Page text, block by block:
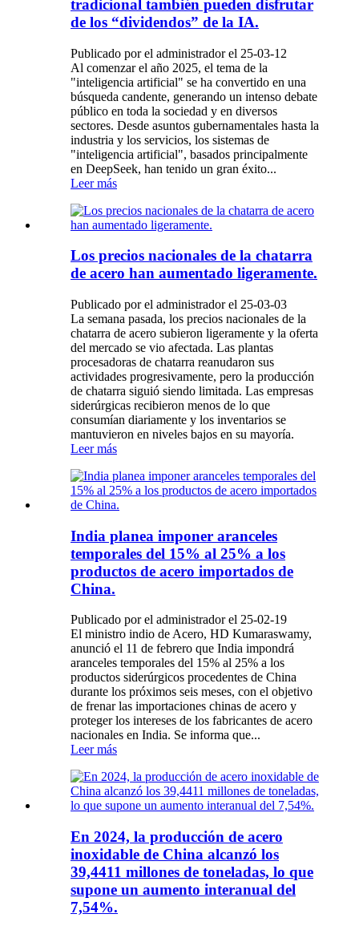
tradicional también pueden disfrutar
de los “dividendos” de la IA.
Publicado por el administrador el 25-03-12
Al comenzar el año 2025, el tema de la
"inteligencia artificial" se ha convertido en una
búsqueda candente, generando un intenso debate
público en toda la sociedad y en diversos
sectores. Desde asuntos gubernamentales hasta la
industria y los servicios, los sistemas de
"inteligencia artificial", basados ​​principalmente
en DeepSeek, han tenido un gran éxito...
Leer más
Los precios nacionales de la chatarra
de acero han aumentado ligeramente.
Publicado por el administrador el 25-03-03
La semana pasada, los precios nacionales de la
chatarra de acero subieron ligeramente y la oferta
del mercado se vio afectada. Las plantas
procesadoras de chatarra reanudaron sus
actividades progresivamente, pero la producción
de chatarra siguió siendo limitada. Las empresas
siderúrgicas recibieron menos de lo que
consumían diariamente y los inventarios se
mantuvieron en niveles bajos en su mayoría.
Leer más
India planea imponer aranceles
temporales del 15% al ​​25% a los
productos de acero importados de
China.
Publicado por el administrador el 25-02-19
El ministro indio de Acero, HD Kumaraswamy,
anunció el 11 de febrero que India impondrá
aranceles temporales del 15% al ​​25% a los
productos siderúrgicos procedentes de China
durante los próximos seis meses, con el objetivo
de frenar las importaciones chinas de acero y
proteger los intereses de los fabricantes de acero
nacionales en India. Se informa que...
Leer más
En 2024, la producción de acero
inoxidable de China alcanzó los
39,4411 millones de toneladas, lo que
supone un aumento interanual del
7,54%.